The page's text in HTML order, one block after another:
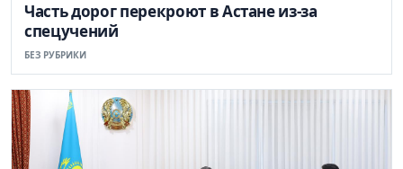
Часть дорог перекроют в Астане из-за
спецучений
БЕЗ РУБРИКИ